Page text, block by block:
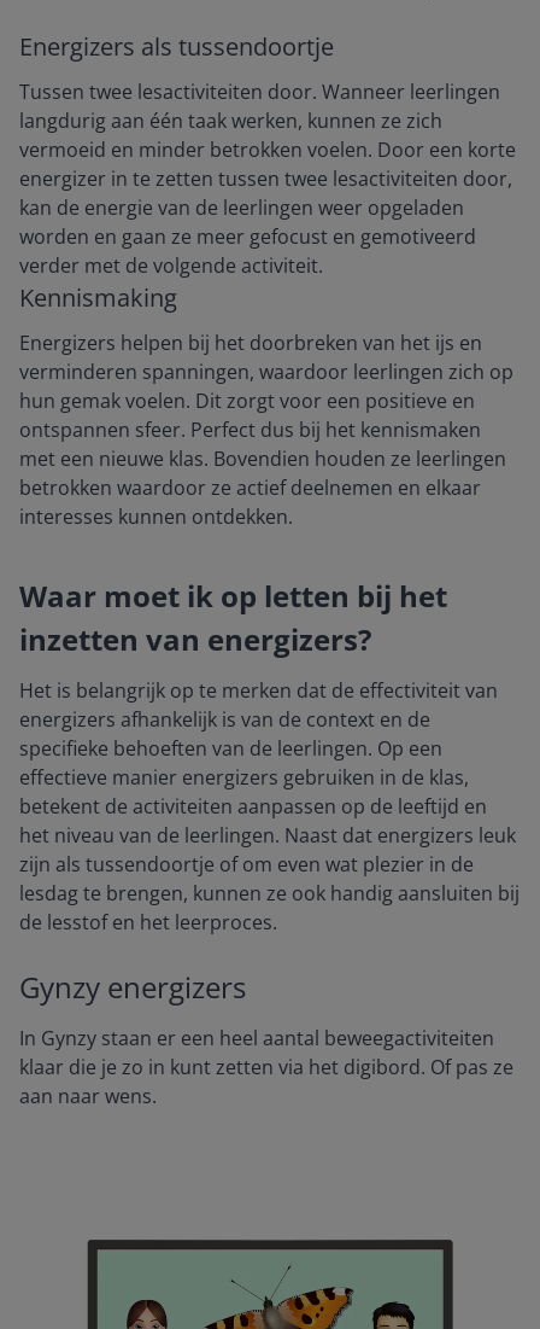
Energizers als tussendoortje
Tussen twee lesactiviteiten door. Wanneer leerlingen
langdurig aan één taak werken, kunnen ze zich
vermoeid en minder betrokken voelen. Door een korte
energizer in te zetten tussen twee lesactiviteiten door,
kan de energie van de leerlingen weer opgeladen
worden en gaan ze meer gefocust en gemotiveerd
verder met de volgende activiteit.
Kennismaking
Energizers helpen bij het doorbreken van het ijs en
verminderen spanningen, waardoor leerlingen zich op
hun gemak voelen. Dit zorgt voor een positieve en
ontspannen sfeer. Perfect dus bij het kennismaken
met een nieuwe klas. Bovendien houden ze leerlingen
betrokken waardoor ze actief deelnemen en elkaar
interesses kunnen ontdekken.
Waar moet ik op letten bij het
inzetten van energizers?
Het is belangrijk op te merken dat de effectiviteit van
energizers afhankelijk is van de context en de
specifieke behoeften van de leerlingen. Op een
effectieve manier energizers gebruiken in de klas,
betekent de activiteiten aanpassen op de leeftijd en
het niveau van de leerlingen. Naast dat energizers leuk
zijn als tussendoortje of om even wat plezier in de
lesdag te brengen, kunnen ze ook handig aansluiten bij
de lesstof en het leerproces.
Gynzy energizers
In Gynzy staan er een heel aantal beweegactiviteiten
klaar die je zo in kunt zetten via het digibord. Of pas ze
aan naar wens.